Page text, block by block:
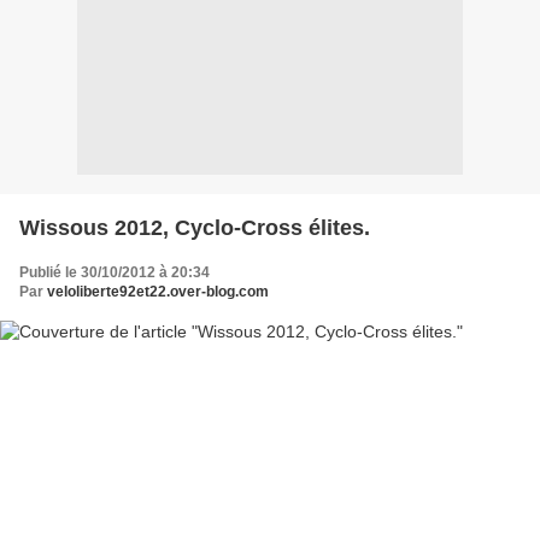
Wissous 2012, Cyclo-Cross élites.
Publié le 30/10/2012 à 20:34
Par veloliberte92et22.over-blog.com